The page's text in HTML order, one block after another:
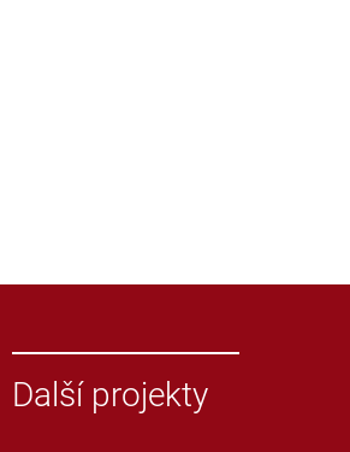
Další projekty